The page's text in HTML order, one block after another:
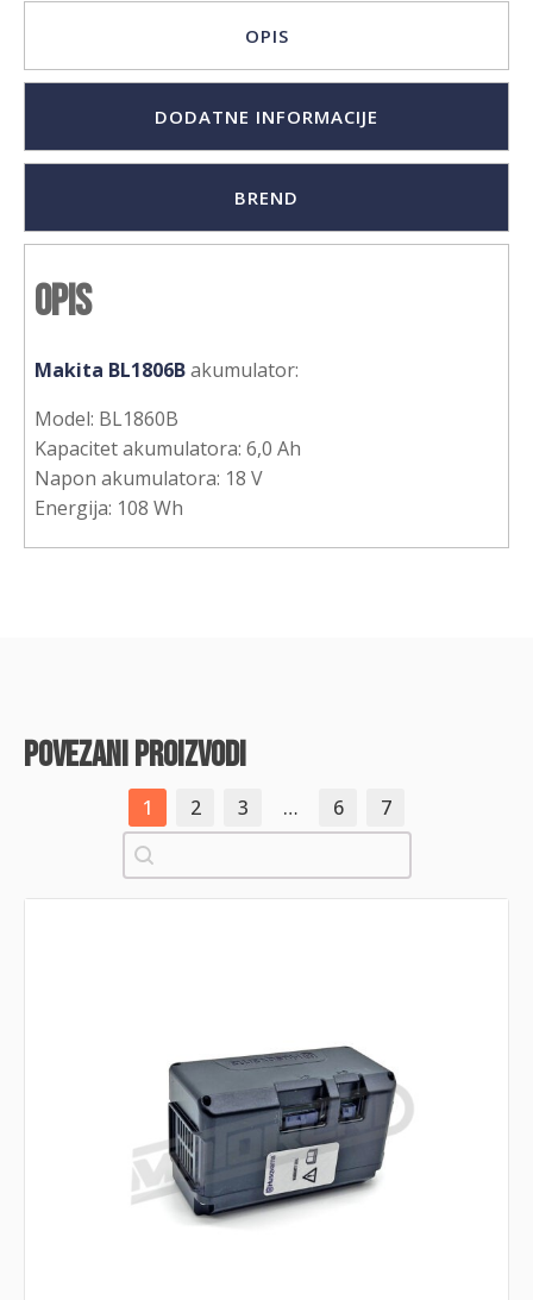
OPIS
DODATNE INFORMACIJE
BREND
Opis
Makita BL1806Bakumulator:
Model: BL1860B
Kapacitet akumulatora: 6,0 Ah
Napon akumulatora: 18 V
Energija: 108 Wh
povezani proizvodi
1 2 3 … 6
7
Pretraži